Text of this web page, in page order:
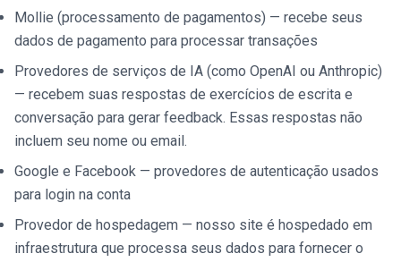
Mollie (processamento de pagamentos) — recebe seus
dados de pagamento para processar transações
Provedores de serviços de IA (como OpenAI ou Anthropic)
— recebem suas respostas de exercícios de escrita e
conversação para gerar feedback. Essas respostas não
incluem seu nome ou email.
Google e Facebook — provedores de autenticação usados
para login na conta
Provedor de hospedagem — nosso site é hospedado em
infraestrutura que processa seus dados para fornecer o